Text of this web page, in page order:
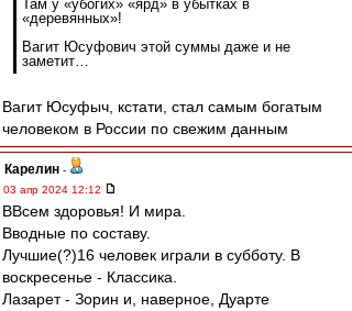
Там у «убогих» «ярд» в убытках в
«деревянных»!
Вагит Юсуфович этой суммы даже и не
заметит…
Вагит Юсуфыч, кстати, стал самым богатым
человеком в России по свежим данным
Карелин -
03 апр 2024 12:12
ВВсем здоровья! И мира.
Вводные по составу.
Лучшие(?)16 человек играли в субботу. В
воскресенье - Классика.
Лазарет - Зорин и, наверное, Дуарте